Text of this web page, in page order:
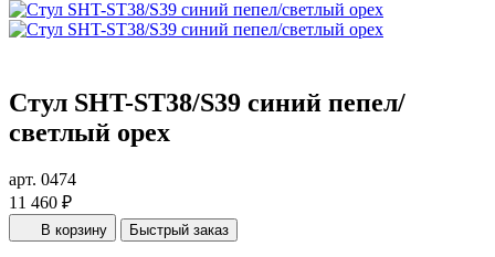
Стул SHT-ST38/S39 синий пепел/
светлый орех
арт. 0474
11 460 ₽
В корзину Быстрый заказ